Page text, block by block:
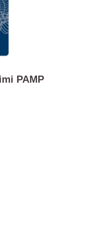
kanadeze e panjës